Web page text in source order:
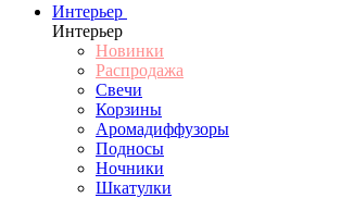
Интерьер
Интерьер
Новинки
Распродажа
Свечи
Корзины
Аромадиффузоры
Подносы
Ночники
Шкатулки